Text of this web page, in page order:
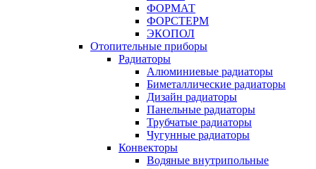
ФОРМАТ
ФОРСТЕРМ
ЭКОПОЛ
Отопительные приборы
Радиаторы
Алюминиевые радиаторы
Биметаллические радиаторы
Дизайн радиаторы
Панельные радиаторы
Трубчатые радиаторы
Чугунные радиаторы
Конвекторы
Водяные внутрипольные